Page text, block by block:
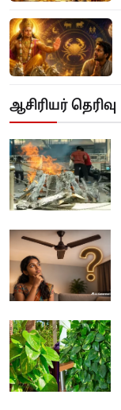
ஆசிரியர் தெரிவு